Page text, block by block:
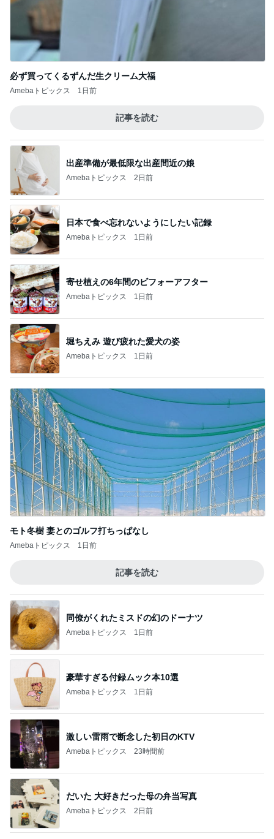
必ず買ってくるずんだ生クリーム大福
Amebaトピックス 1日前
記事を読む
出産準備が最低限な出産間近の娘
Amebaトピックス 2日前
日本で食べ忘れないようにしたい記録
Amebaトピックス 1日前
寄せ植えの6年間のビフォーアフター
Amebaトピックス 1日前
堀ちえみ 遊び疲れた愛犬の姿
Amebaトピックス 1日前
モト冬樹 妻とのゴルフ打ちっぱなし
Amebaトピックス 1日前
記事を読む
同僚がくれたミスドの幻のドーナツ
Amebaトピックス 1日前
豪華すぎる付録ムック本10選
Amebaトピックス 1日前
激しい雷雨で断念した初日のKTV
Amebaトピックス 23時間前
だいた 大好きだった母の弁当写真
Amebaトピックス 2日前